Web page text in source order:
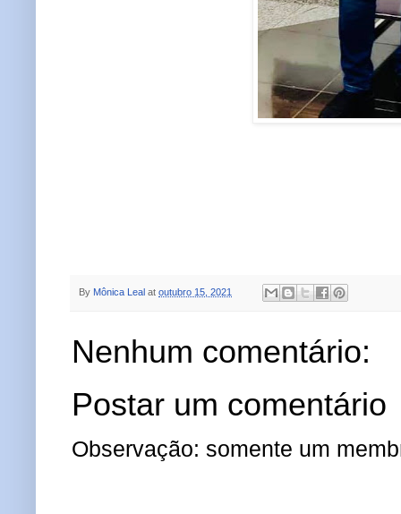
By Mônica Leal at outubro 15, 2021
Nenhum comentário:
Postar um comentário
Observação: somente um